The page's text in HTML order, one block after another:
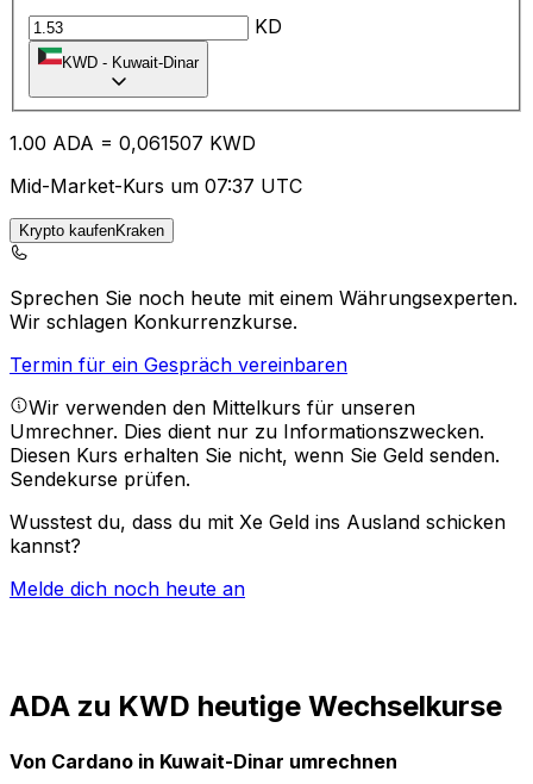
KD
KWD - Kuwait-Dinar
1.00 ADA = 0,061507 KWD
Mid-Market-Kurs um 07:37 UTC
Krypto kaufenKraken
Sprechen Sie noch heute mit einem Währungsexperten.
Wir schlagen Konkurrenzkurse.
Termin für ein Gespräch vereinbaren
Wir verwenden den Mittelkurs für unseren
Umrechner. Dies dient nur zu Informationszwecken.
Diesen Kurs erhalten Sie nicht, wenn Sie Geld senden.
Sendekurse prüfen.
Wusstest du, dass du mit Xe Geld ins Ausland schicken
kannst?
Melde dich noch heute an
ADA zu KWD heutige Wechselkurse
Von Cardano in Kuwait-Dinar umrechnen